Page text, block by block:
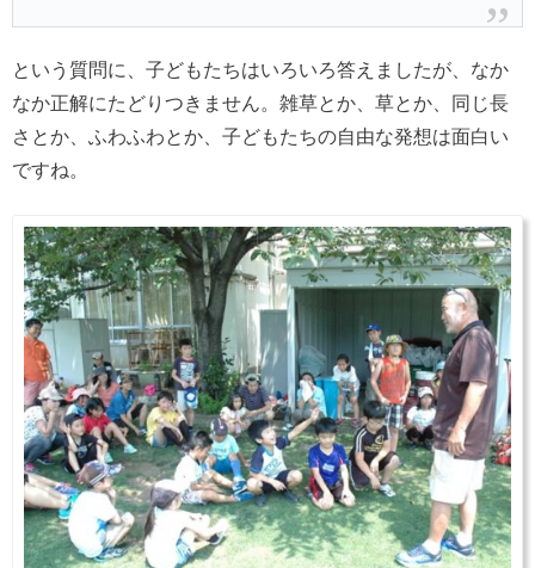
という質問に、子どもたちはいろいろ答えましたが、なか
なか正解にたどりつきません。雑草とか、草とか、同じ長
さとか、ふわふわとか、子どもたちの自由な発想は面白い
ですね。